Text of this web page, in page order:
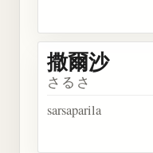
撒爾沙
さるさ
sarsaparila